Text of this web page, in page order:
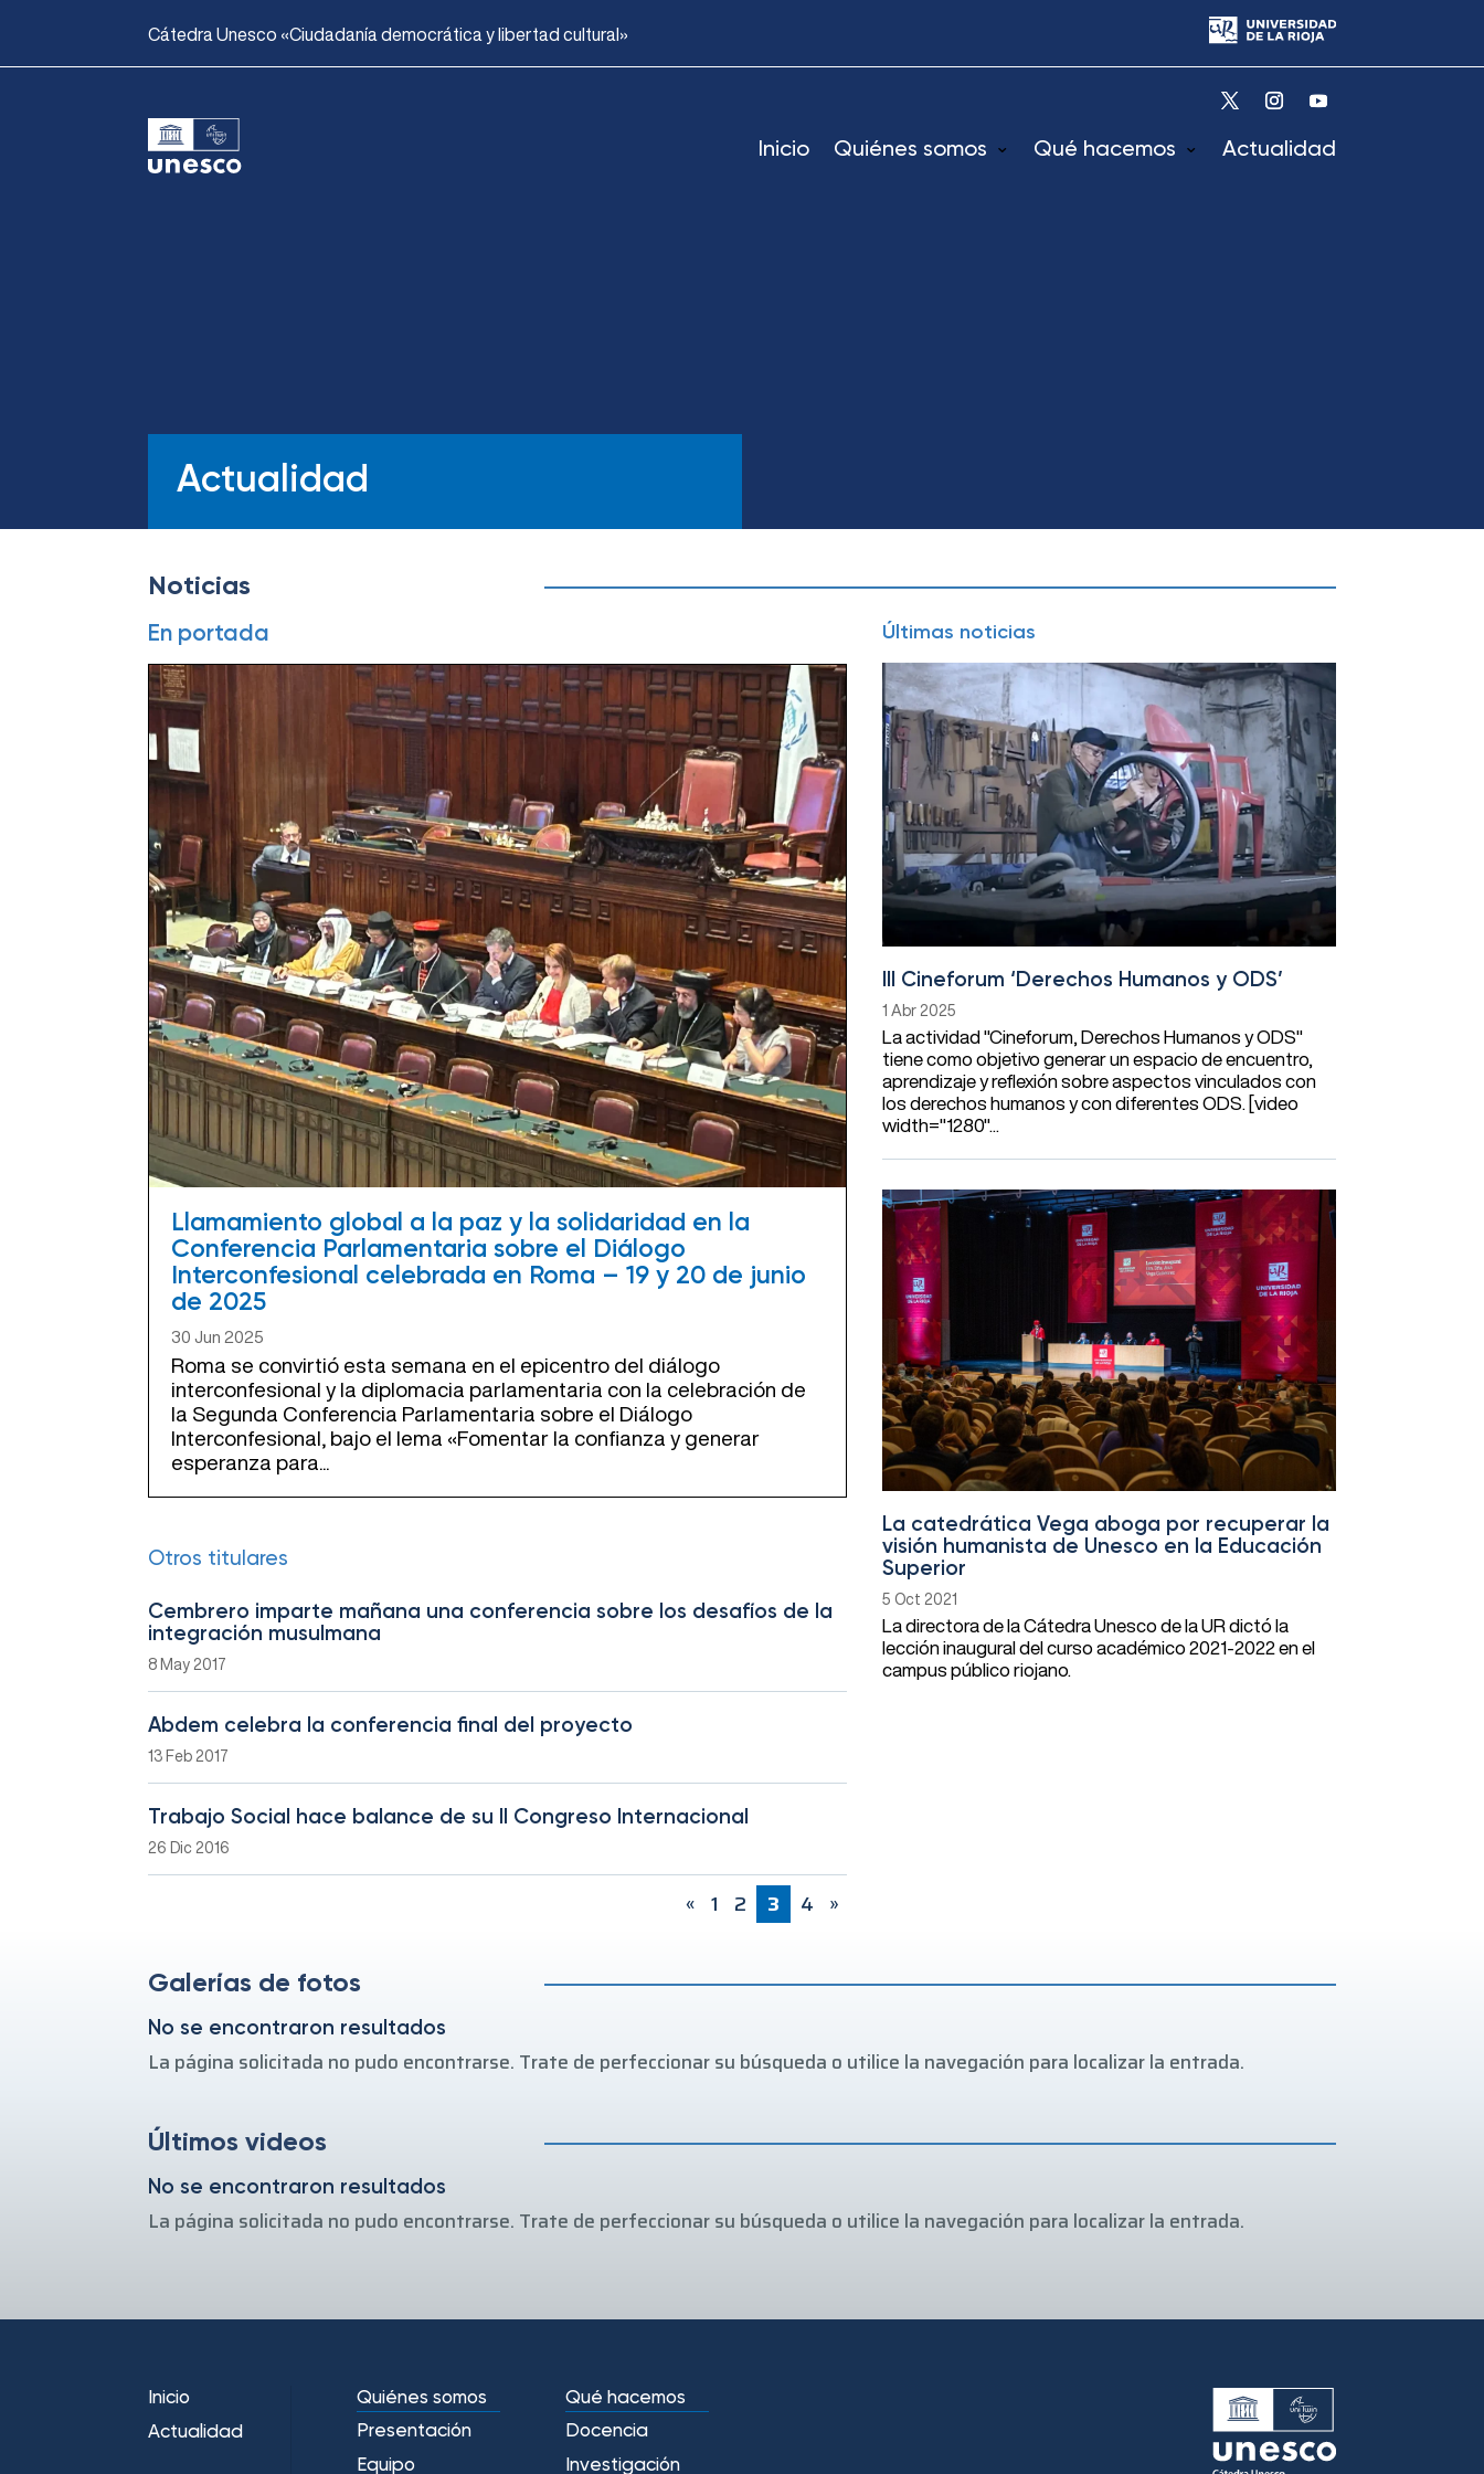
Cátedra Unesco «Ciudadanía democrática y libertad cultural»
Inicio Quiénes somos Qué hacemos Actualidad
Actualidad
Noticias
En portada
Llamamiento global a la paz y la solidaridad en la
Conferencia Parlamentaria sobre el Diálogo
Interconfesional celebrada en Roma – 19 y 20 de junio
de 2025
30 Jun 2025
Roma se convirtió esta semana en el epicentro del diálogo
interconfesional y la diplomacia parlamentaria con la celebración de
la Segunda Conferencia Parlamentaria sobre el Diálogo
Interconfesional, bajo el lema «Fomentar la confianza y generar
esperanza para...
Otros titulares
Cembrero imparte mañana una conferencia sobre los desafíos de la
integración musulmana
8 May 2017
Abdem celebra la conferencia final del proyecto
13 Feb 2017
Trabajo Social hace balance de su II Congreso Internacional
26 Dic 2016
« 1 2 3 4 »
Últimas noticias
III Cineforum ‘Derechos Humanos y ODS’
1 Abr 2025
La actividad "Cineforum, Derechos Humanos y ODS"
tiene como objetivo generar un espacio de encuentro,
aprendizaje y reflexión sobre aspectos vinculados con
los derechos humanos y con diferentes ODS. [video
width="1280"...
La catedrática Vega aboga por recuperar la
visión humanista de Unesco en la Educación
Superior
5 Oct 2021
La directora de la Cátedra Unesco de la UR dictó la
lección inaugural del curso académico 2021-2022 en el
campus público riojano.
Galerías de fotos
No se encontraron resultados
La página solicitada no pudo encontrarse. Trate de perfeccionar su búsqueda o utilice la navegación para localizar la entrada.
Últimos videos
No se encontraron resultados
La página solicitada no pudo encontrarse. Trate de perfeccionar su búsqueda o utilice la navegación para localizar la entrada.
Inicio
Actualidad
Quiénes somos
Presentación
Equipo
Qué hacemos
Docencia
Investigación